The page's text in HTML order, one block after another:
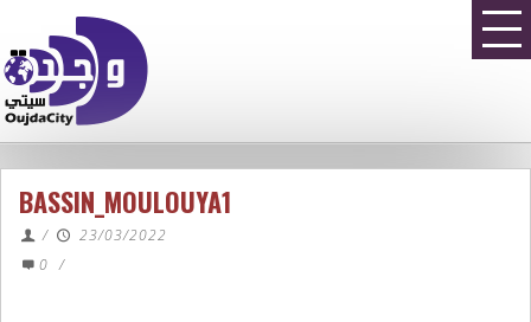
BASSIN_MOULOUYA1
/
23/03/2022
0 /